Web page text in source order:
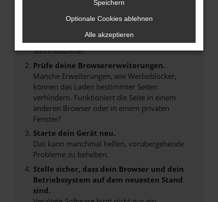
Überprüfe deine Firewall und deine
Laden andere Webseiten, zum Beispiel deine
Suchmaschine?
Prüfe deine Browsererweiterungen.
Manche Erweiterungen, wie Werbeblocker,
können das Laden bestimmter Seiten
verhindern. Funktioniert die Seite in einem
anderen Browser oder in einem privaten
Fenster?
Starte dein Gerät neu.
Das kann manchmal helfen, vorübergehende
Probleme zu beheben.
Stelle sicher, dass dein Browser und dein
Betriebssystem auf dem neuesten Stand
sind.
Speichern
Optionale Cookies ablehnen
Alle akzeptieren